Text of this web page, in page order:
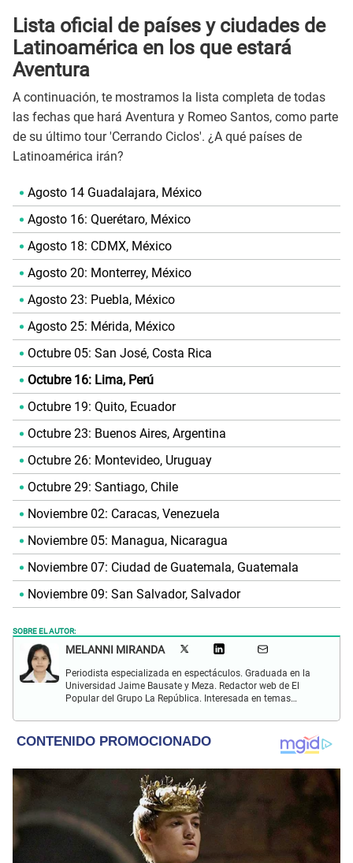
Lista oficial depaíses y ciudades de
Latinoamérica en los que estará
Aventura
A continuación, te mostramos la lista completa de todas
las fechas que hará Aventura y Romeo Santos, como parte
de su último tour 'Cerrando Ciclos'. ¿A qué países de
Latinoamérica irán?
Agosto 14 Guadalajara, México
Agosto 16: Querétaro, México
Agosto 18: CDMX, México
Agosto 20: Monterrey, México
Agosto 23: Puebla, México
Agosto 25: Mérida, México
Octubre 05: San José, Costa Rica
Octubre 16: Lima, Perú
Octubre 19: Quito, Ecuador
Octubre 23: Buenos Aires, Argentina
Octubre 26: Montevideo, Uruguay
Octubre 29: Santiago, Chile
Noviembre 02: Caracas, Venezuela
Noviembre 05: Managua, Nicaragua
Noviembre 07: Ciudad de Guatemala, Guatemala
Noviembre 09: San Salvador, Salvador
SOBRE EL AUTOR:
MELANNI MIRANDA
Periodista especializada en espectáculos. Graduada en la
Universidad Jaime Bausate y Meza. Redactor web de El
Popular del Grupo La República. Interesada en temas
series y deporte. Gusto por la locución y el baile.